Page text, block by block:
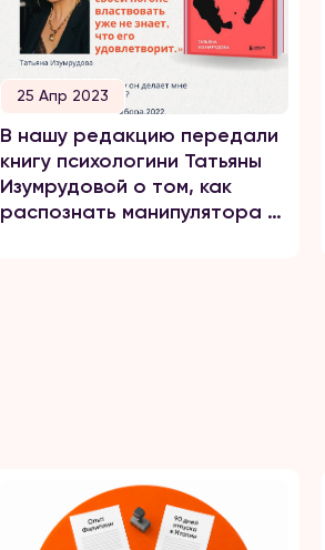
25 Апр 2023
В нашу редакцию передали
книгу психологини Татьяны
Изумрудовой о том, как
распознать манипулятора и